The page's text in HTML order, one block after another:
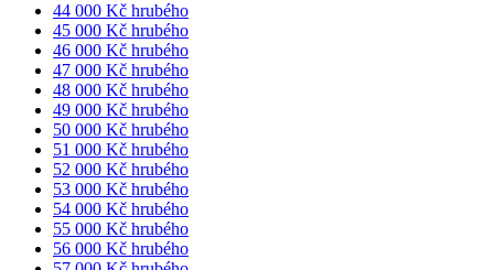
44 000 Kč hrubého
45 000 Kč hrubého
46 000 Kč hrubého
47 000 Kč hrubého
48 000 Kč hrubého
49 000 Kč hrubého
50 000 Kč hrubého
51 000 Kč hrubého
52 000 Kč hrubého
53 000 Kč hrubého
54 000 Kč hrubého
55 000 Kč hrubého
56 000 Kč hrubého